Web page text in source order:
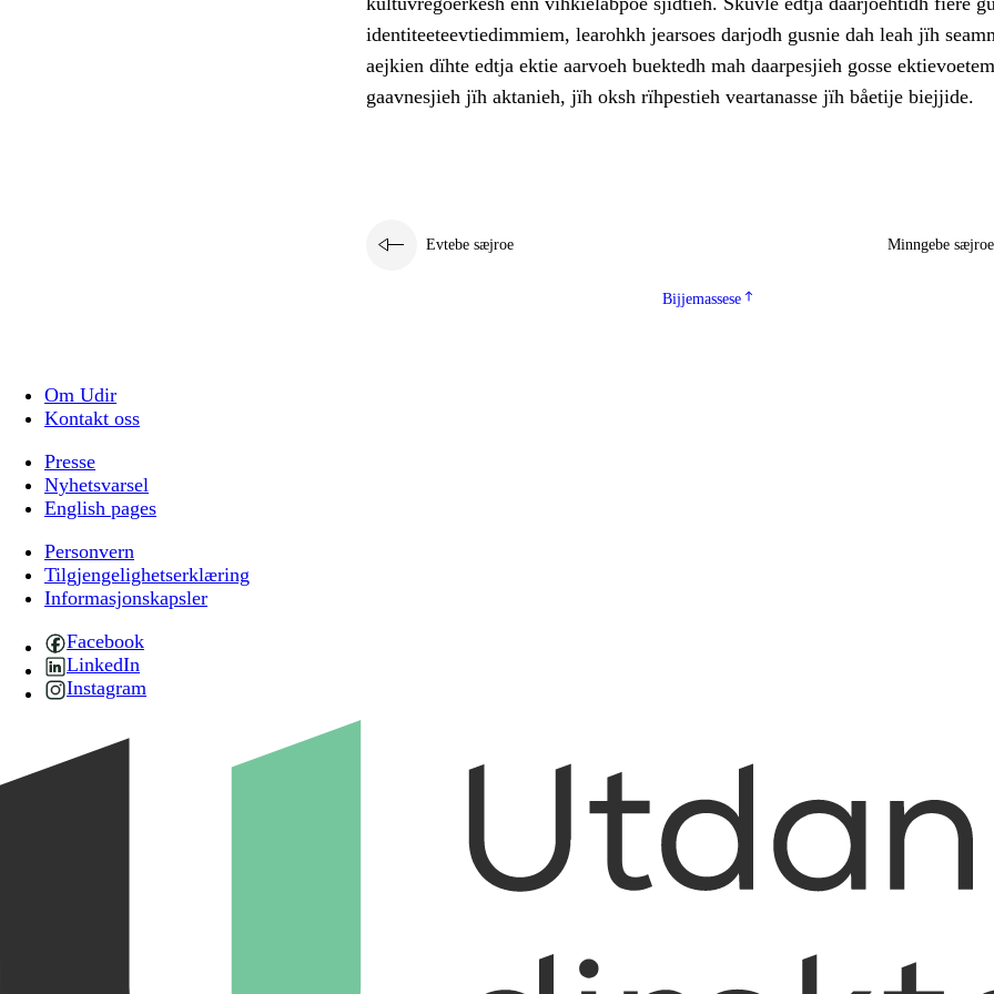
identiteeteevtiedimmiem, learohkh jearsoes darjodh gusnie dah leah jïh
aejkien dïhte edtja ektie aarvoeh buektedh mah daarpesjieh gosse ektievoetem
gaavnesjieh jïh aktanieh, jïh oksh rïhpestieh veartanasse jïh båetije biejjide.
Evtebe sæjroe Minngebe sæjroe
Bijjemassese
Om Udir
Kontakt oss
Presse
Nyhetsvarsel
English pages
Personvern
Tilgjengelighetserklæring
Informasjonskapsler
Facebook
LinkedIn
Instagram